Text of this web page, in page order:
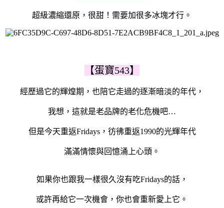
超級濃縮還原，很甜！需要加很多冰塊才行。
【蛋寶543】
經歷過它的輝煌期，也陪它走過的逐漸暗淡的年代，
我想，這就是老品牌的老化危機吧…
但是今天重返Fridays，彷彿重返1990的光輝年代
滿滿情懷與回憶涌上心頭。
如果你也跟我一樣很久沒有吃Fridays的話，
或許再給它一次機會，你也會重新愛上它。